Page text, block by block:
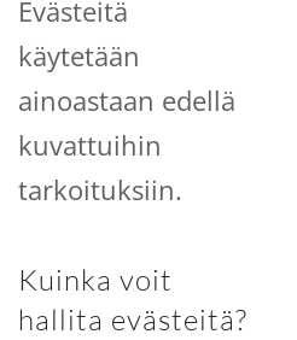
Evästeitä
käytetään
ainoastaan edellä
kuvattuihin
tarkoituksiin.
Kuinka voit
hallita evästeitä?